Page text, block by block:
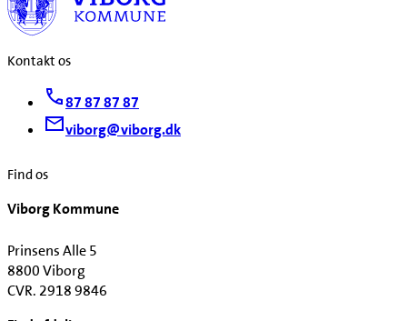
Kontakt os
87 87 87 87
viborg@viborg.dk
Find os
Viborg Kommune
Prinsens Alle 5
8800 Viborg
CVR. 2918 9846